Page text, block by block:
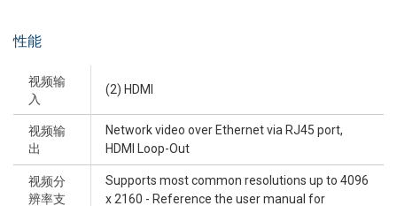
性能
视频输
入
(2) HDMI
视频输
出
Network video over Ethernet via RJ45 port,
HDMI Loop-Out
视频分
辨率支
Supports most common resolutions up to 4096
x 2160 - Reference the user manual for